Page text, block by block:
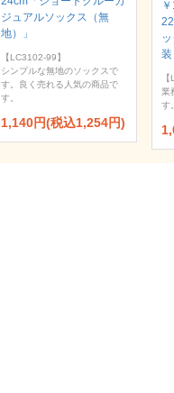
ジュアルソックス（無
地）」
【LC3102-99】
シンプルな無地のソックスで
す。良く売れる人気の商品で
す。
1,140円(税込1,254円)
業
す